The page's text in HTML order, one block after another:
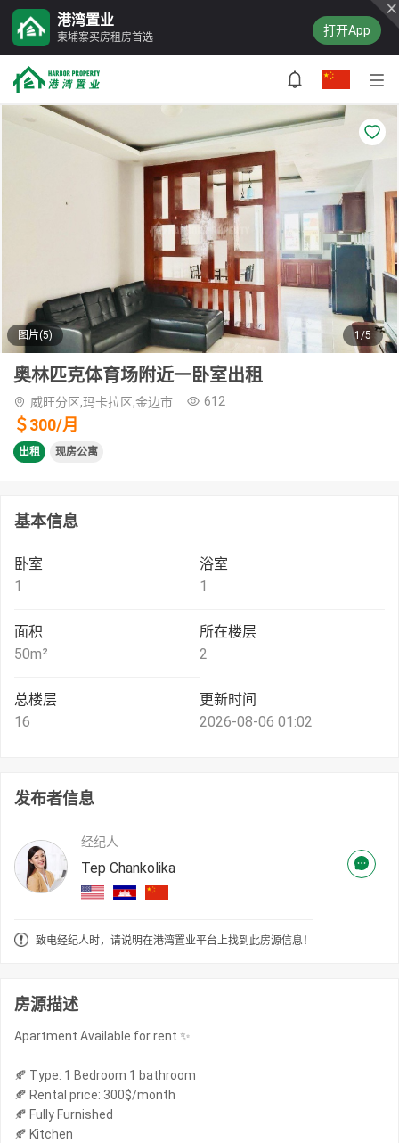
港湾置业
柬埔寨买房租房首选 打开App
图片(5) 1/5
奥林匹克体育场附近一卧室出租
威旺分区,玛卡拉区,金边市 612
＄300/月
出租 现房公寓
基本信息
卧室
1
浴室
1
面积
50m²
所在楼层
2
总楼层
16
更新时间
2026-08-06 01:02
发布者信息
经纪人
Tep Chankolika
致电经纪人时，请说明在港湾置业平台上找到此房源信息！
房源描述
Apartment Available for rent ✨
🍂 Type: 1 Bedroom 1 bathroom
🍂 Rental price: 300$/month
🍂 Fully Furnished
🍂 Kitchen